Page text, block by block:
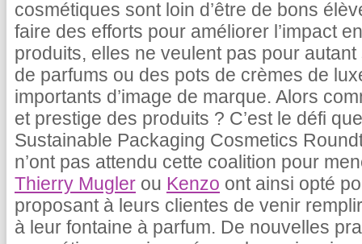
cosmétiques sont loin d’être de bons
faire des efforts pour améliorer l’impact
produits, elles ne veulent pas pour
de parfums ou des pots de crèmes de
importants d’image de marque. Alors
et prestige des produits ? C’est le défi
Sustainable Packaging Cosmetics
n’ont pas attendu cette coalition pour
Thierry Mugler ou Kenzo ont ainsi opté
proposant à leurs clientes de venir
à leur fontaine à parfum. De nouvelles